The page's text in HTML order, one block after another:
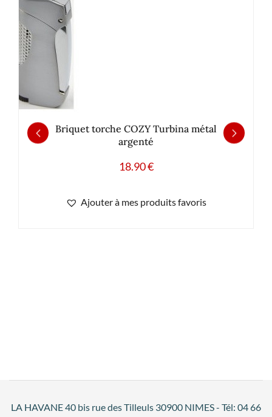
Briquet torche COZY Turbina métal
argenté
18.90€
Ajouter à mes produits favoris
LA HAVANE 40 bis rue des Tilleuls 30900 NIMES - Tél: 04 66